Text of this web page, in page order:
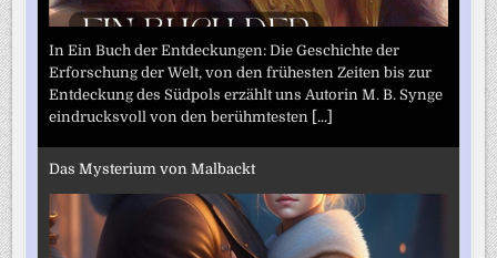
In Ein Buch der Entdeckungen: Die Geschichte der
Erforschung der Welt, von den frühesten Zeiten bis zur
Entdeckung des Südpols erzählt uns Autorin M. B. Synge
eindrucksvoll von den berühmtesten [...]
Das Mysterium von Malbackt